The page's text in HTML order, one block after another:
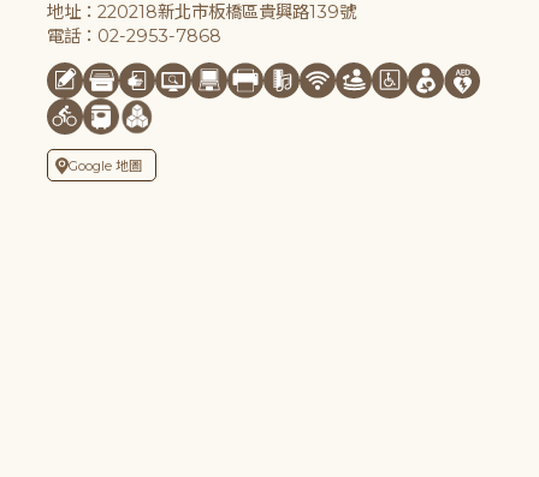
地址：220218新北市板橋區貴興路139號
電話：02-2953-7868
Google 地圖